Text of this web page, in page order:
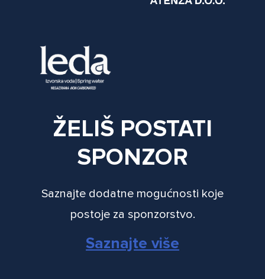
ŽELIŠ POSTATI
SPONZOR
Saznajte dodatne mogućnosti koje
postoje za sponzorstvo.
Saznajte više